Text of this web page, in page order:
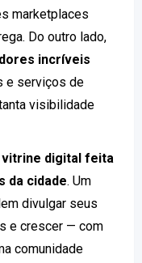
marketplaces
Do outro lado,
incríveis
e serviços de
visibilidade
vitrine digital feita
da cidade. Um
divulgar seus
e crescer — com
comunidade